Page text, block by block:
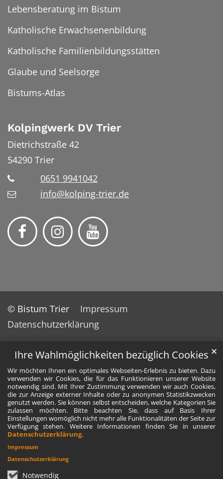
Ihre Wahlmöglichkeiten bezüglich Cookies
Wir möchten Ihnen ein optimales Webseiten-Erlebnis zu bieten. Dazu
verwenden wir Cookies, die für das Funktionieren unserer Website
notwendig sind. Mit Ihrer Zustimmung verwenden wir auch Cookies,
die zur Anzeige externer Inhalte oder zu anonymen Statistikzwecken
genutzt werden. Sie können selbst entscheiden, welche Kategorien Sie
zulassen möchten. Bitte beachten Sie, dass auf Basis Ihrer
Einstellungen womöglich nicht mehr alle Funktionalitäten der Seite zur
Verfügung stehen. Weitere Informationen finden Sie in unserer
Datenschutzerklärung.
Notwendig
✕
Impressum
Datenschutzerklärung
Lebensberatung im Bistum
Katholische Erwachsenenbildung
Katholische Familienbildungsstätten
Glaube und Seelsorge
Bistums-Atlas
Kolpingwerk DV Trier
Dietrichstraße 42
54290 Trier
0651 9941042
info@kolping-trier.de
© Bistum Trier
Impressum
Datenschutzerklärung